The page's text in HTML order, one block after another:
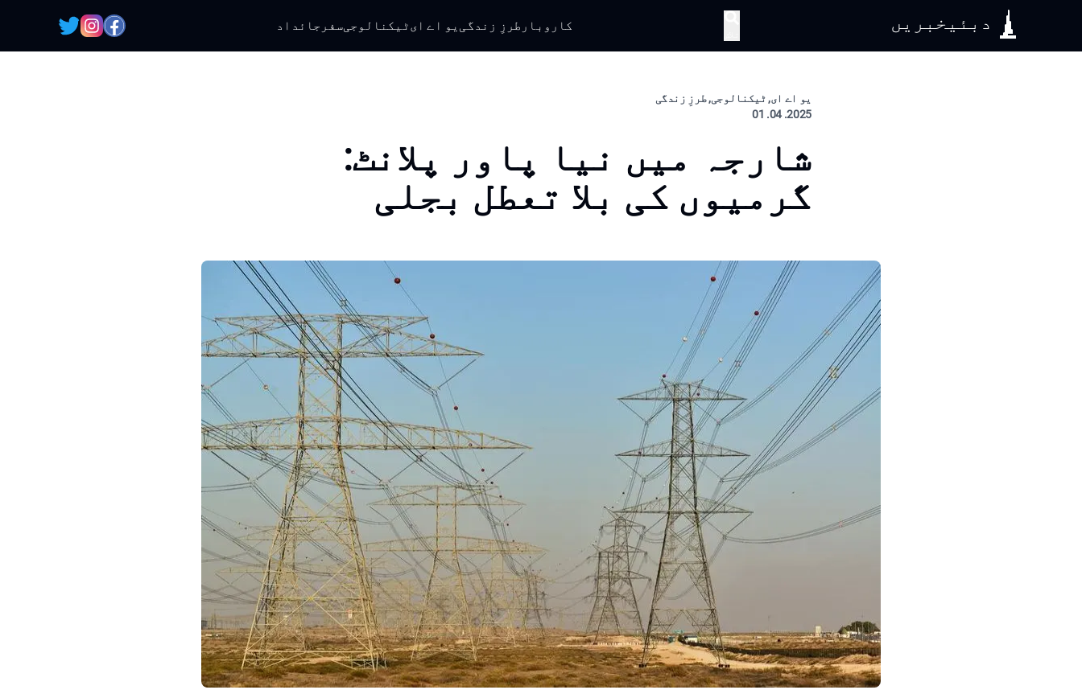
دبئیخبریں کاروبار طرزِ زندگی یو اے ایٹیکنالوجیسفر جائداد
یو اے ای, ٹیکنالوجی, طرزِ زندگی
2025. 04. 01
شارجہ میں نیا پاور پلانٹ:
گرمیوں کی بلا تعطل بجلی